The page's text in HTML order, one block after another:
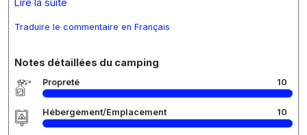
Lire la suite
Traduire le commentaire en Français
Notes détaillées du camping
Propreté 10
Hébergement/Emplacement 10